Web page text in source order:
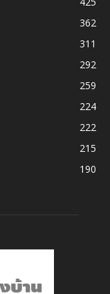
362
311
292
259
224
222
215
190